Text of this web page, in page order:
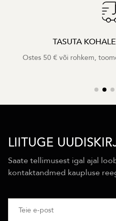
TASUTA
Ostes 50 € või rohkem,
LIITUGE
Saate tellimusest igal ajal
kontaktandmed kaupluse